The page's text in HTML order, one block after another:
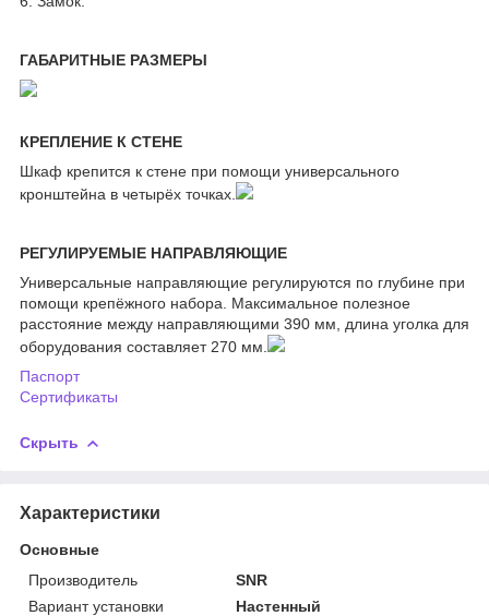
ГАБАРИТНЫЕ РАЗМЕРЫ
КРЕПЛЕНИЕ К СТЕНЕ
Шкаф крепится к стене при помощи универсального
кронштейна в четырёх точках.
РЕГУЛИРУЕМЫЕ НАПРАВЛЯЮЩИЕ
Универсальные направляющие регулируются по глубине при
помощи крепёжного набора. Максимальное полезное
расстояние между направляющими 390 мм, длина уголка для
оборудования составляет 270 мм.
Паспорт
Сертификаты
Скрыть
Характеристики
Основные
Производитель
SNR
Вариант установки
Настенный